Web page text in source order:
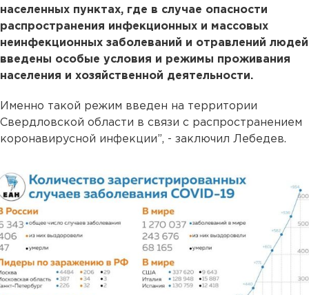
населенных пунктах, где в случае опасности
распространения инфекционных и массовых
неинфекционных заболеваний и отравлений людей
введены особые условия и режимы проживания
населения и хозяйственной деятельности.
Именно такой режим введен на территории
Свердловской области в связи с распространением
коронавирусной инфекции”, - заключил Лебедев.